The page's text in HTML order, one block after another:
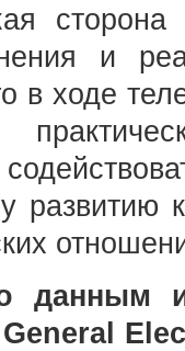
и
в ходе
развитию
данным